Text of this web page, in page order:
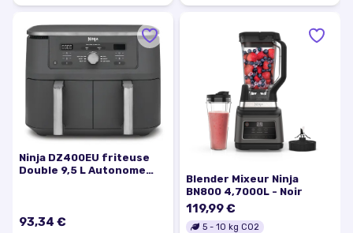
Ninja DZ400EU friteuse
Double 9,5 L Autonome
93,34 €
Blender Mixeur Ninja
BN800 4,7000L - Noir
119,99 €
5 - 10 kg CO2